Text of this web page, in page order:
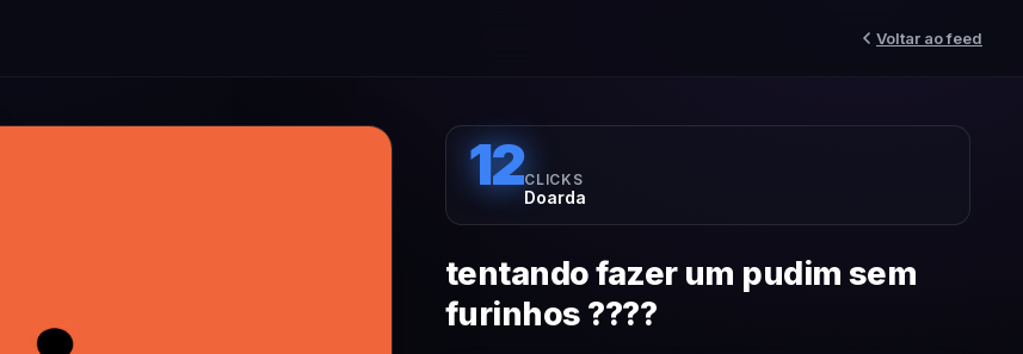
Voltar ao feed
12CLICKS
Doarda
tentando fazer um pudim sem
furinhos ????